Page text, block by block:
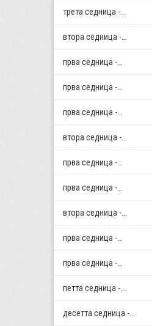
трета седница -...
втора седница -...
прва седница -...
прва седница -...
прва седница -...
втора седница -...
прва седница -...
прва седница -...
втора седница -...
прва седница -...
прва седница -...
петта седница -...
десетта седница -...